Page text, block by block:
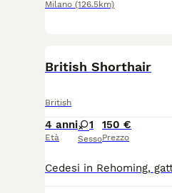
Milano (126.5km)
British Shorthair
British
4 anni
Età
1
Sesso
150 €
Prezzo